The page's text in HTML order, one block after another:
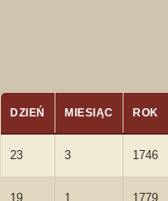
DZIEŃ MIESIĄC ROK
23 3 1746
19 1 1779